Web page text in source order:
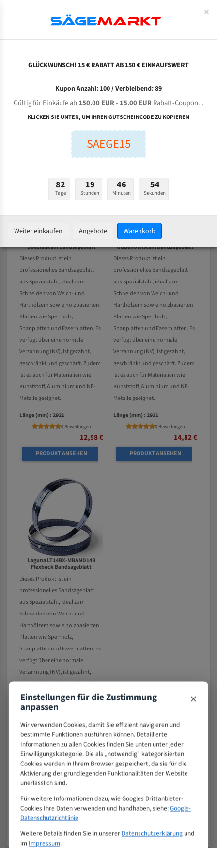
Bandsägeblätter für Laguna
Spezialstahl Bandsägeblatt
Dieses Produkt ist ein
professionelles Bandsägeblatt
aus Spezialstahl, ideal zum
Schneiden von Weich- und
Harthölzern sowie holzbasierten
Platten wie Sperrholz,
Spanplatten und Faserplatten. Es
verfügt über eine normale
Verzahnung (NV), ist gezahnt,
geschränkt und geschärft. Zudem
ist es auch für Materialien wie
Kunststoff, Aluminium und NE-
Metalle geeignet.
Länge (mm) : 2921
0 Bewertungen
12,58 €
PRODUKT ANSEHEN
Laguna LT14BX-MBAND14B
Uddeholmstahl Bandsägeblatt
Dieses Produkt ist ein
professionelles Bandsägeblatt
aus Spezialstahl, ideal zum
Schneiden von Weich- und
Harthölzern sowie holzbasierten
Platten wie Sperrholz,
Spanplatten und Faserplatten. Es
verfügt über eine normale
Verzahnung (NV), ist gezahnt,
geschränkt und geschärft. Zudem
ist es auch für Materialien wie
Kunststoff, Aluminium und NE-
Metalle geeignet.
Länge (mm) : 2921
0 Bewertungen
14,82 €
PRODUKT ANSEHEN
Laguna LT14BX-MBAND14B
Flexback Bandsägeblatt
Dieses Produkt ist ein
professionelles Bandsägeblatt
aus Spezialstahl, ideal zum
Schneiden von Weich- und
Harthölzern sowie holzbasierten
Platten wie Sperrholz,
Spanplatten und Faserplatten. Es
verfügt über eine normale
Verzahnung (NV), ist gezahnt,
geschränkt und geschärft. Zudem
ist es auch für Materialien wie
Kunststoff, Aluminium und NE-
Länge (mm) : 2921
0 Bewertungen
17,50 €
PRODUKT ANSEHEN
ABOUTS
ENGLISH
Bi-Metall Meterware
Fleischerei Bandsägeblätter
Bandmesser Glatt Meterware
Konvex Meterware
×
GLÜCKWUNSCH! 15 € RABATT AB 150 € EINKAUFSWERT
Kupon Anzahl: 100 / Verbleibend: 89
Gültig für Einkäufe ab150.00 EUR- 15.00 EURRabatt-Coupon...
KLICKEN SIE UNTEN, UM IHREN GUTSCHEINCODE ZU KOPIEREN
SAEGE15
82
Tage
19
Stunden
46
Minuten
54
Sekunden
Weiter einkaufen Angebote Warenkorb
Einstellungen für die Zustimmung
anpassen ×
Wir verwenden Cookies, damit Sie effizient navigieren und
bestimmte Funktionen ausführen können. Detaillierte
Informationen zu allen Cookies finden Sie unten unter jeder
Einwilligungskategorie. Die als „notwendig" kategorisierten
Cookies werden in Ihrem Browser gespeichert, da sie für die
Aktivierung der grundlegenden Funktionalitäten der Website
unerlässlich sind.
Für weitere Informationen dazu, wie Googles Drittanbieter-
Cookies Ihre Daten verwenden und handhaben, siehe:Google-
Datenschutzrichtlinie
Weitere Details finden Sie in unserer Datenschutzerklärungund
im Impressum.